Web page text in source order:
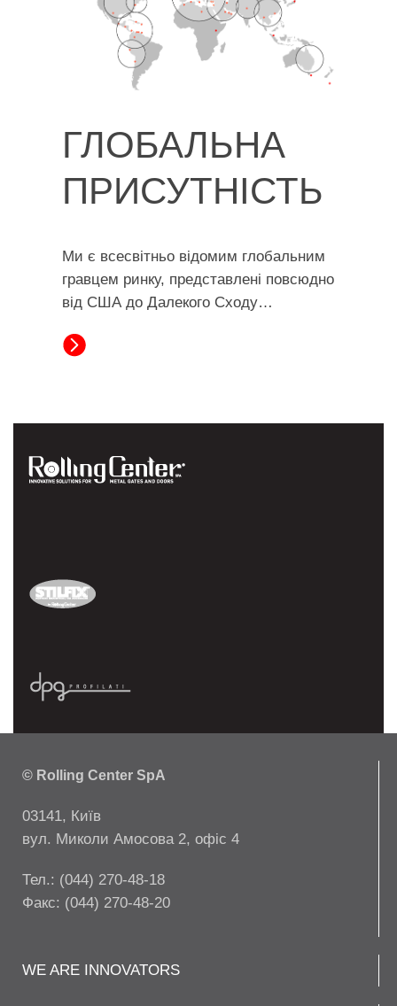
ГЛОБАЛЬНА
ПРИСУТНІСТЬ
Ми є всесвітньо відомим глобальним
гравцем ринку, представлені повсюдно
від США до Далекого Сходу…
© Rolling Center SpA
03141, Київ
вул. Миколи Амосова 2, офіс 4
Тел.: (044) 270-48-18
Факс: (044) 270-48-20
WE ARE INNOVATORS